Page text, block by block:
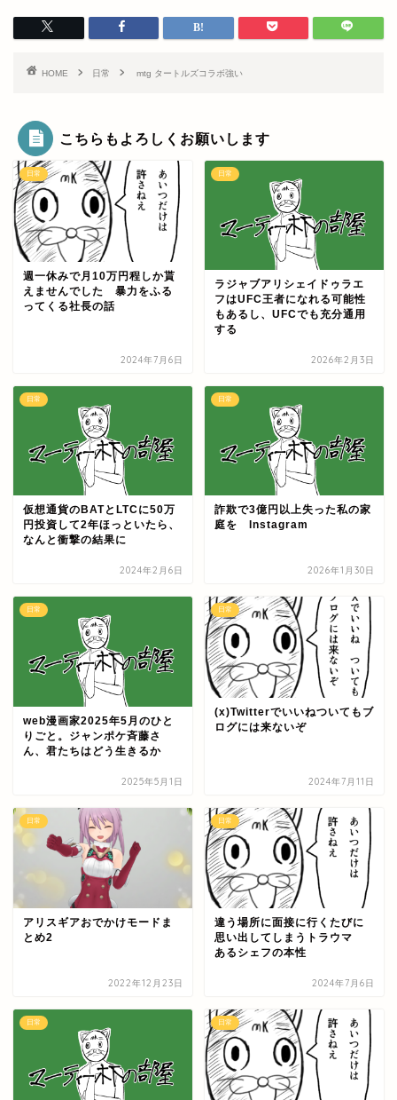
HOME 日常 mtg タートルズコラボ強い
こちらもよろしくお願いします
日常
週一休みで月10万円程しか貰
えませんでした 暴力をふる
ってくる社長の話
2024年7月6日
日常
ラジャブアリシェイドゥラエ
フはUFC王者になれる可能性
もあるし、UFCでも充分通用
する
2026年2月3日
日常
仮想通貨のBATとLTCに50万
円投資して2年ほっといたら、
なんと衝撃の結果に
2024年2月6日
日常
詐欺で3億円以上失った私の家
庭を Instagram
2026年1月30日
日常
web漫画家2025年5月のひと
りごと。ジャンポケ斉藤さ
ん、君たちはどう生きるか
2025年5月1日
日常
(x)Twitterでいいねついてもブ
ログには来ないぞ
2024年7月11日
日常
アリスギアおでかけモードま
とめ2
2022年12月23日
日常
違う場所に面接に行くたびに
思い出してしまうトラウマ
あるシェフの本性
2024年7月6日
日常 日常